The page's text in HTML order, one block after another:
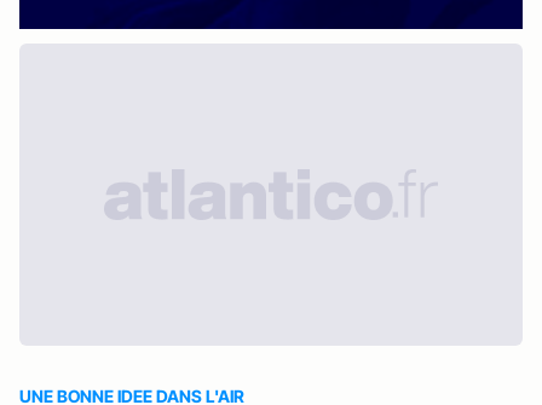
UNE BONNE IDEE DANS L'AIR